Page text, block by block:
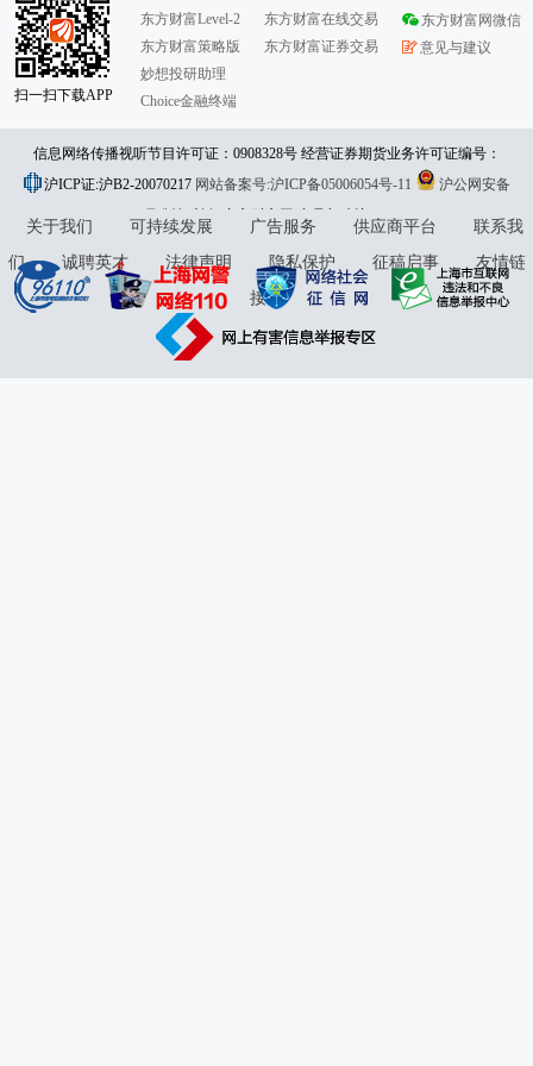
扫一扫下载APP
东方财富Level-2
东方财富策略版
妙想投研助理
Choice金融终端
东方财富在线交易
东方财富证券交易
东方财富网微信
意见与建议
信息网络传播视听节目许可证：0908328号 经营证券期货业务许可证编号：
913101046312860336 违法和不良信息举报:021-61278686 举报邮箱：
jubao@eastmoney.com
沪ICP证:沪B2-20070217 网站备案号:沪ICP备05006054号-11
沪公网安备
31010402000120号版权所有:东方财富网意见与建议:4000300059/952500
关于我们 可持续发展 广告服务 供应商平台
联系我
们
诚聘英才 法律声明 隐私保护 征稿启事
友情链
接